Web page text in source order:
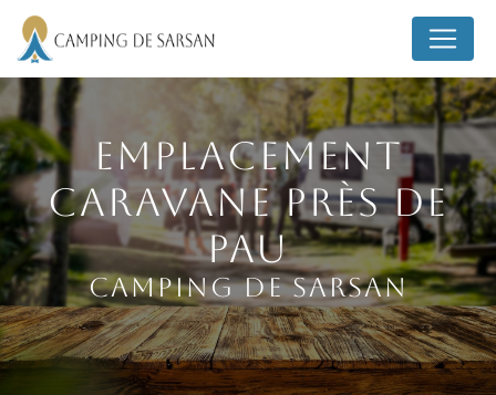
Emplacement
caravane près de
Pau
Camping de Sarsan
Panneau de gestion des cookies